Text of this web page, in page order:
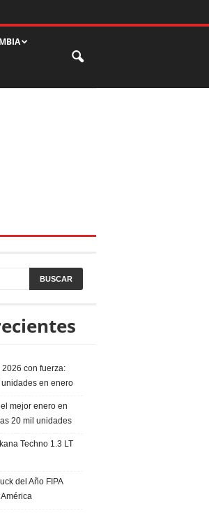
con fuerza:
en enero
mejor enero en
20 mil unidades
Techno 1.3 LT
del Año FIPA